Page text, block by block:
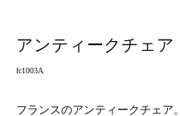
アンティークチェア
fc1003A
フランスのアンティークチェア。